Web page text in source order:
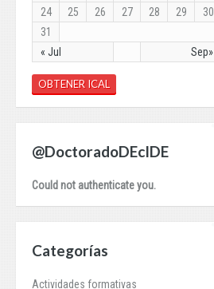
« Jul Sep»
24
25 26 27 28 29
30
31
OBTENER ICAL
@DoctoradoDEcIDE
Could not authenticate you.
Categorías
Actividades formativas